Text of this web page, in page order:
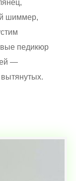
шиммер,
педикюр
—
вытянутых.